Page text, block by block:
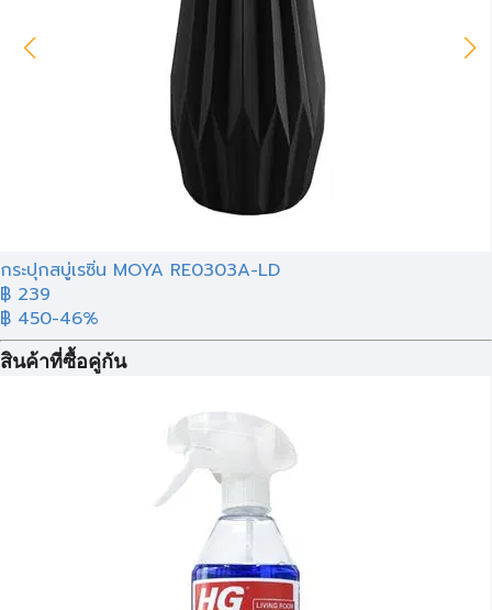
กระปุกสบู่เรซิ่น MOYA RE0303A-LD
฿ 239
฿ 450-46%
สินค้าที่ซื้อคู่กัน